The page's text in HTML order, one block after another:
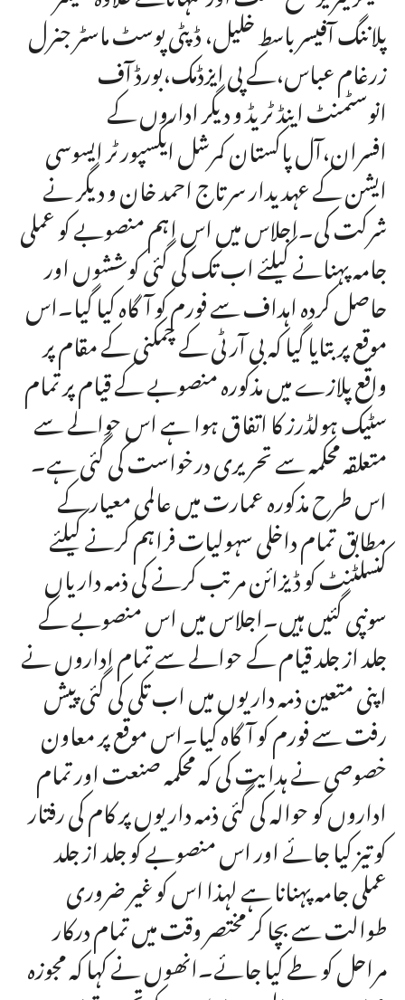
پلاننگ آفیسر باسط خلیل، ڈپٹی پوسٹ ماسٹر جنرل
زرغام عباس،کے پی ایزڈمک،بورڈ آف
انوسٹمنٹ اینڈ ٹریڈ و دیگر اداروں کے
افسران،آل پاکستان کمرشل ایکسپورٹر ایسوسی
ایشن کے عہدیدار سرتاج احمد خان و دیگر نے
شرکت کی۔اجلاس میں اس اہم منصوبے کو عملی
جامہ پہنانے کیلئے اب تک کی گئی کوششوں اور
حاصل کردہ اہداف سے فورم کو آگاہ کیا گیا۔اس
موقع پر بتایا گیا کہ بی آر ٹی کے چمکنی کے مقام پر
واقع پلازے میں مذکورہ منصوبے کے قیام پر تمام
سٹیک ہولڈرز کا اتفاق ہوا ہے اس حوالے سے
متعلقہ محکمہ سے تحریری درخواست کی گئی ہے۔
اس طرح مذکورہ عمارت میں عالمی معیار کے
مطابق تمام داخلی سہولیات فراہم کرنے کیلئے
کنسلٹنٹ کو ڈیزائن مرتب کرنے کی ذمہ داریاں
سونپی گئیں ہیں۔اجلاس میں اس منصوبے کے
جلد از جلد قیام کے حوالے سے تمام اداروں نے
اپنی متعین ذمہ داریوں میں اب تکی کی گئی پیش
رفت سے فورم کو آگاہ کیا۔اس موقع پر معاون
خصوصی نے ہدایت کی کہ محکمہ صنعت اور تمام
اداروں کو حوالہ کی گئی ذمہ داریوں پر کام کی رفتار
کو تیز کیا جائے اور اس منصوبے کو جلد از جلد
عملی جامہ پہنانا ہے لہذا اس کو غیر ضروری
طوالت سے بچا کر مختصر وقت میں تمام درکار
مراحل کو طے کیا جائے۔انھوں نے کہا کہ مجوزہ